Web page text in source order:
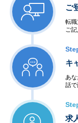
ご
転
ご記
キ
あ
話で
求